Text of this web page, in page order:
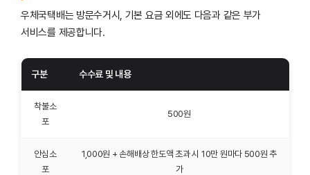
우체국택배는 방문수거시, 기본 요금 외에도 다음과 같은 부가
서비스를 제공합니다.
구분 수수료 및 내용
착불소
포
500원
안심소
포
1,000원 + 손해배상 한도액 초과 시 10만 원마다 500원 추
가